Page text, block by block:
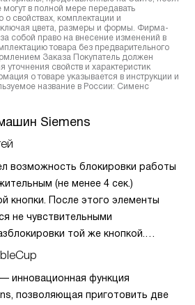
в полной мере передавать
свойствах, комплектации и
цвета, размеры и формы. Фирма-
собой право на внесение изменений в
товара без предварительного
Заказа Покупатель должен
уточнения свойств и характеристик
о товаре указывается в инструкции и
название в России: Сименс
Siemens
возможность блокировки работы
(не менее 4 сек.)
кнопки. После этого элементы
не чувствительными
той же кнопкой.
случайным образом повторит
к нулю.
инновационная функция
позволяющая приготовить две